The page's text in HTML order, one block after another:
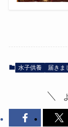
水子供養 届きま